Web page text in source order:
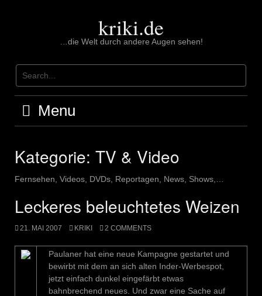
kriki.de
…die Welt durch andere Augen sehen!
Menu
Kategorie: TV & Video
Fernsehen, Videos, DVDs, Reportagen, News, Shows,…
Leckeres beleuchtetes Weizen
21. MAI 2007 KRIKI 2 COMMENTS
Paulaner hat eine neue Kampagne gestartet und
bewirbt mit dem an sich alten Inder-Werbespot,
jetzt einfach dunkel eingefärbt etwas
bahnbrechend neues. Und zwar eine Sache auf